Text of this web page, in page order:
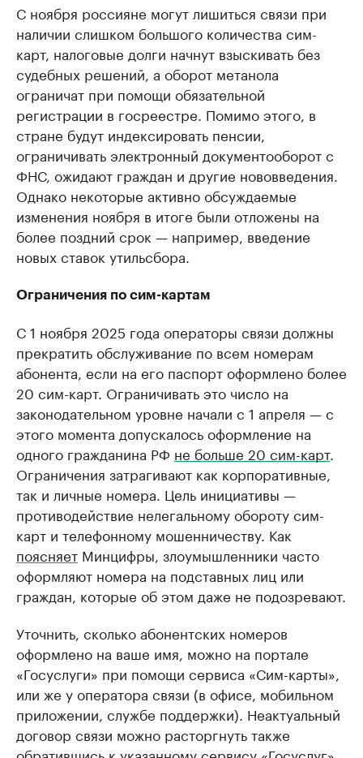
С ноября россияне могут лишиться связи при
наличии слишком большого количества сим-
карт, налоговые долги начнут взыскивать без
судебных решений, а оборот метанола
ограничат при помощи обязательной
регистрации в госреестре. Помимо этого, в
стране будут индексировать пенсии,
ограничивать электронный документооборот с
ФНС, ожидают граждан и другие нововведения.
Однако некоторые активно обсуждаемые
изменения ноября в итоге были отложены на
более поздний срок — например, введение
новых ставок утильсбора.
Ограничения по сим-картам
С 1 ноября 2025 года операторы связи должны
прекратить обслуживание по всем номерам
абонента, если на его паспорт оформлено более
20 сим-карт. Ограничивать это число на
законодательном уровне начали с 1 апреля — с
этого момента допускалось оформление на
одного гражданина РФ не больше 20 сим-карт.
Ограничения затрагивают как корпоративные,
так и личные номера. Цель инициативы —
противодействие нелегальному обороту сим-
карт и телефонному мошенничеству. Как
поясняет Минцифры, злоумышленники часто
оформляют номера на подставных лиц или
граждан, которые об этом даже не подозревают.
Уточнить, сколько абонентских номеров
оформлено на ваше имя, можно на портале
«Госуслуги» при помощи сервиса «Сим-карты»,
или же у оператора связи (в офисе, мобильном
приложении, службе поддержки). Неактуальный
договор связи можно расторгнуть также
обратившись к указанному сервису «Госуслуг»